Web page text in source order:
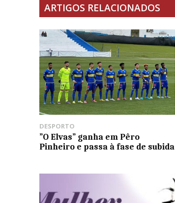
ARTIGOS RELACIONADOS
DESPORTO
”O Elvas” ganha em Pêro
Pinheiro e passa à fase de subida